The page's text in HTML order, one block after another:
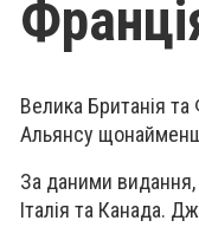
Велика Британія та
Альянсу
За даними видання,
Італія та Канада.